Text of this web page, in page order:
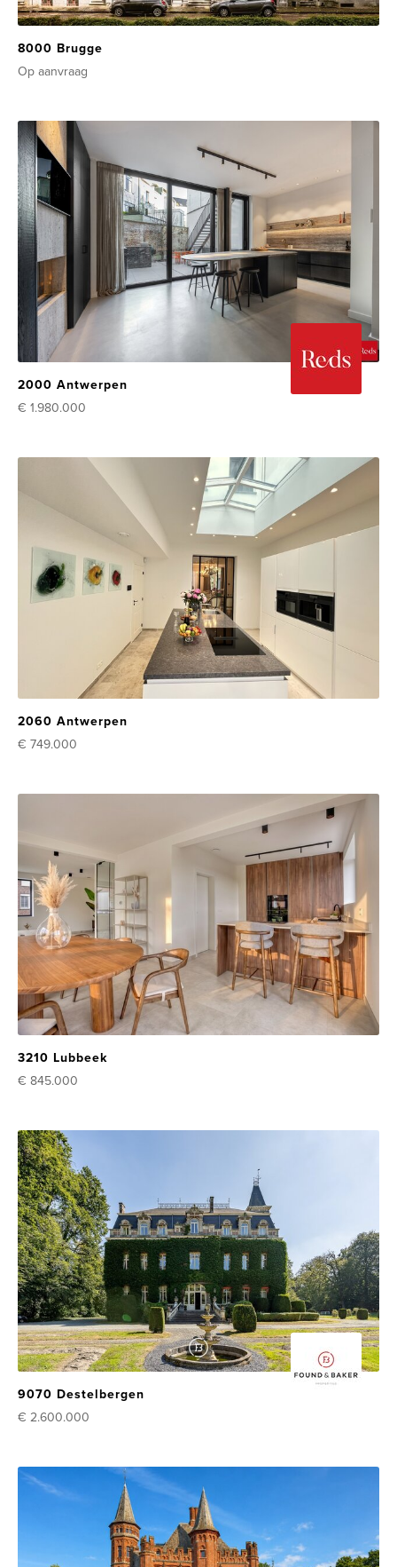
8000 Brugge
Op aanvraag
2000 Antwerpen
€ 1.980.000
2060 Antwerpen
€ 749.000
3210 Lubbeek
€ 845.000
9070 Destelbergen
€ 2.600.000